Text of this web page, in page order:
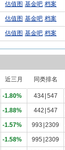
估值图 基金吧 档案
估值图 基金吧 档案
估值图 基金吧 档案
近三月 同类排名
-1.80% 434 547
-1.88% 442 547
-1.57% 993 2309
-1.58% 995 2309